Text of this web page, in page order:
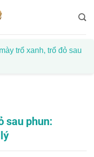
trổ xanh, trổ đỏ sau
sau phun: